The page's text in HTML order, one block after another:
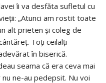
îi va desfăta sufletul cu
„Atunci am rostit toate
alt prieten și coleg de
Toți ceilalți
în biserică.
seama că era ceva mai
ne-au pedepsit. Nu voi